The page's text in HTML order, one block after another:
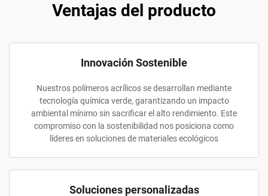
Ventajas del producto
Innovación Sostenible
Nuestros polímeros acrílicos se desarrollan mediante
tecnología química verde, garantizando un impacto
ambiental mínimo sin sacrificar el alto rendimiento. Este
compromiso con la sostenibilidad nos posiciona como
líderes en soluciones de materiales ecológicos
Soluciones personalizadas